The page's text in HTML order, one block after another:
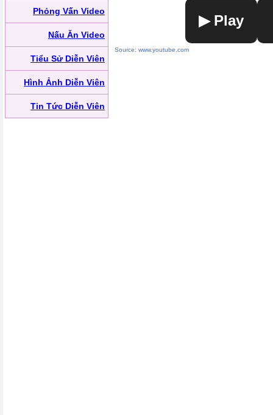
Phỏng Vấn Video
Nấu Ăn Video
Tiểu Sử Diễn Viên
Hình Ảnh Diễn Viên
Tin Tức Diễn Viên
▶ Play
Source: www.youtube.com